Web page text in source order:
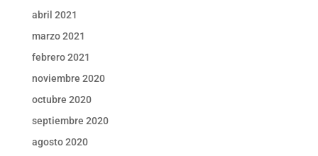
abril 2021
marzo 2021
febrero 2021
noviembre 2020
octubre 2020
septiembre 2020
agosto 2020